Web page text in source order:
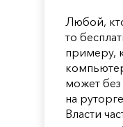
Любой,
то
примеру,
может
на
Власти